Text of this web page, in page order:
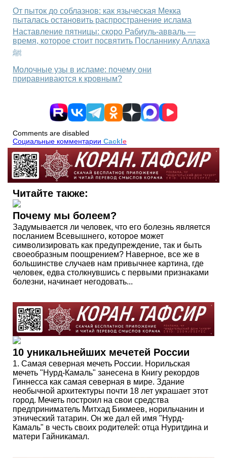
От пыток до соблазнов: как языческая Мекка
пыталась остановить распространение ислама
Наставление пятницы: скоро Рабиуль-авваль —
время, которое стоит посвятить Посланнику Аллаха
ﷺ
Молочные узы в исламе: почему они
приравниваются к кровным?
Comments are disabled
Социальные комментарии Cackle
Читайте также:
Почему мы болеем?
Задумывается ли человек, что его болезнь является
посланием Всевышнего, которое может
символизировать как предупреждение, так и быть
своеобразным поощрением? Наверное, все же в
большинстве случаев нам привычнее картина, где
человек, едва столкнувшись с первыми признаками
болезни, начинает негодовать...
10 уникальнейших мечетей России
1. Самая северная мечеть России. Норильская
мечеть "Нурд-Камаль" занесена в Книгу рекордов
Гиннесса как самая северная в мире. Здание
необычной архитектуры почти 18 лет украшает этот
город. Мечеть построил на свои средства
предприниматель Митхад Бикмеев, норильчанин и
этнический татарин. Он же дал ей имя "Нурд-
Камаль" в честь своих родителей: отца Нуритдина и
матери Гайникамал.